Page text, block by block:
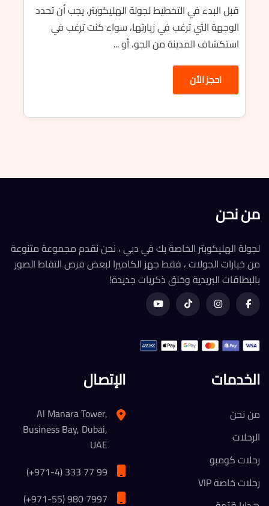
قبل البدء في التخطيط لجولة الهليكوبتر، يجب أن تحدد
الوجهة التي ترغب في زيارتها، سواء كنت ترغب في
استكشاف المدينة من الجو، أو ...
احجز الأن
من نحن
لجولة الهليكوبتر الخاصة بك في دبي ، نحن نقدم مجموعة متنوعة
من خيارات الجولات ، فقط جهز الكاميرا لبعض فرص التقاط الصور
بالبطاقات البريدية وخلق ذكريات جديدة!
الخدمات
من نحن
الرحلات
رحلات كومبو
رحلات خاصة VIP
الإتصال
Al Manara Tower,
Business Bay, Dubai,
UAE
(+971-4) 333 77 99
(+971-55) 980 7997